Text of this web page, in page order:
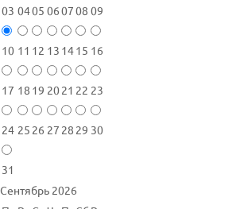
03 0405 060708 09
10 11 12 13 1415 16
17 18 19 2021 22 23
24 25 26 27 28 29 30
31
Сентябрь 2026